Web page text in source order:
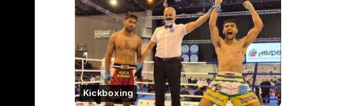
Kickboxing